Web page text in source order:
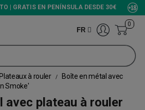
| GRATIS EN PENÍNSULA DESDE 30€
FR
0
Plateaux à rouler
Boîte en métal avec
Smoke'
avec plateau à rouler